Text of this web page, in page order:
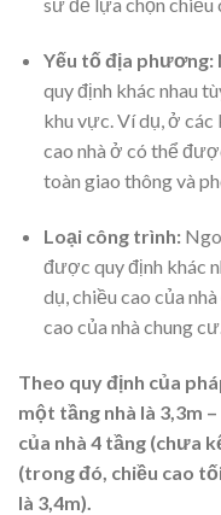
Yếu tố địa phương:
quy định khác nhau
khu vực. Ví dụ, ở
cao nhà ở có thể
toàn giao thông và
Loại công trình:
được quy định khác
dụ, chiều cao của
cao của nhà chung cư.
Theo quy định của
một tầng nhà là 3,3m
của nhà 4 tầng (chưa
(trong đó, chiều cao
là 3,4m).